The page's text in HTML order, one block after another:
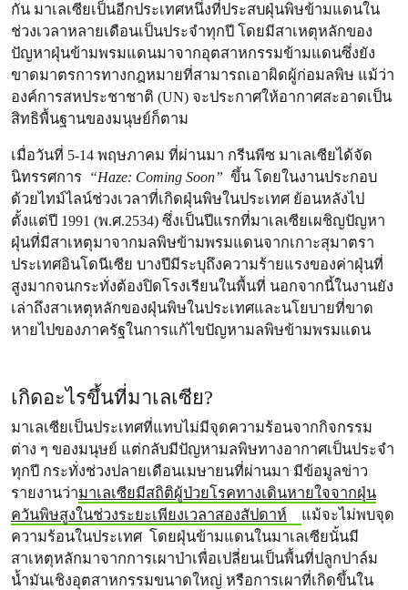
กัน มาเลเซียเป็นอีกประเทศหนึ่งที่ประสบฝุ่นพิษข้ามแดนใน
ช่วงเวลาหลายเดือนเป็นประจำทุกปี โดยมีสาเหตุหลักของ
ปัญหาฝุ่นข้ามพรมแดนมาจากอุตสาหกรรมข้ามแดนซึ่งยัง
ขาดมาตรการทางกฎหมายที่สามารถเอาผิดผู้ก่อมลพิษ แม้ว่า
องค์การสหประชาชาติ (UN) จะประกาศให้อากาศสะอาดเป็น
สิทธิพื้นฐานของมนุษย์ก็ตาม
เมื่อวันที่ 5-14 พฤษภาคม ที่ผ่านมา กรีนพีซ มาเลเซียได้จัด
นิทรรศการ “Haze: Coming Soon” ขึ้น โดยในงานประกอบ
ด้วยไทม์ไลน์ช่วงเวลาที่เกิดฝุ่นพิษในประเทศ ย้อนหลังไป
ตั้งแต่ปี 1991 (พ.ศ.2534) ซึ่งเป็นปีแรกที่มาเลเซียเผชิญปัญหา
ฝุ่นที่มีสาเหตุมาจากมลพิษข้ามพรมแดนจากเกาะสุมาตรา
ประเทศอินโดนีเซีย บางปีมีระบุถึงความร้ายแรงของค่าฝุ่นที่
สูงมากจนกระทั่งต้องปิดโรงเรียนในพื้นที่ นอกจากนี้ในงานยัง
เล่าถึงสาเหตุหลักของฝุ่นพิษในประเทศและนโยบายที่ขาด
หายไปของภาครัฐในการแก้ไขปัญหามลพิษข้ามพรมแดน
เกิดอะไรขึ้นที่มาเลเซีย?
มาเลเซียเป็นประเทศที่แทบไม่มีจุดความร้อนจากกิจกรรม
ต่าง ๆ ของมนุษย์ แต่กลับมีปัญหามลพิษทางอากาศเป็นประจำ
ทุกปี กระทั่งช่วงปลายเดือนเมษายนที่ผ่านมา มีข้อมูลข่าว
รายงานว่ามาเลเซียมีสถิติผู้ป่วยโรคทางเดินหายใจจากฝุ่น
ควันพิษสูงในช่วงระยะเพียงเวลาสองสัปดาห์
แม้จะไม่พบจุด
ความร้อนในประเทศ โดยฝุ่นข้ามแดนในมาเลเซียนั้นมี
สาเหตุหลักมาจากการเผาป่าเพื่อเปลี่ยนเป็นพื้นที่ปลูกปาล์ม
น้ำมันเชิงอุตสาหกรรมขนาดใหญ่ หรือการเผาที่เกิดขึ้นใน